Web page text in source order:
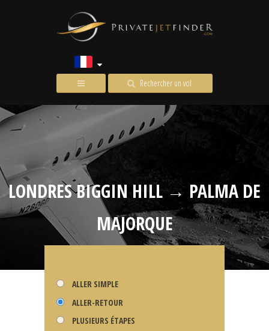
Rechercher un vol
LONDRES BIGGIN HILL → PALMA DE
MAJORQUE
ALLER SIMPLE
ALLER-RETOUR
PLUSIEURS ÉTAPES